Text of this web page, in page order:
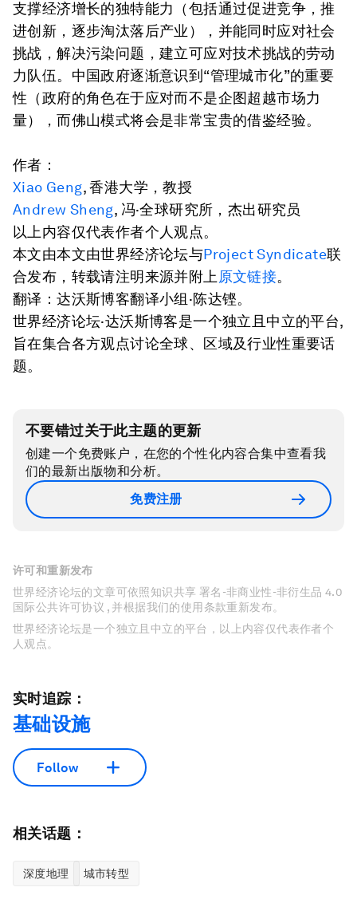
支撑经济增长的独特能力（包括通过促进竞争，推
进创新，逐步淘汰落后产业），并能同时应对社会
挑战，解决污染问题，建立可应对技术挑战的劳动
力队伍。中国政府逐渐意识到“管理城市化”的重要
性（政府的角色在于应对而不是企图超越市场力
量），而佛山模式将会是非常宝贵的借鉴经验。
作者：
Xiao Geng, 香港大学，教授
Andrew Sheng, 冯·全球研究所，杰出研究员
以上内容仅代表作者个人观点。
本文由本文由世界经济论坛与Project Syndicate联
合发布，转载请注明来源并附上 原文链接。
翻译：达沃斯博客翻译小组·陈达铿。
世界经济论坛·达沃斯博客是一个独立且中立的平台,
旨在集合各方观点讨论全球、区域及行业性重要话
题。
不要错过关于此主题的更新
创建一个免费账户，在您的个性化内容合集中查看我
们的最新出版物和分析。
免费注册
许可和重新发布
世界经济论坛的文章可依照知识共享 署名-非商业性-非衍生品 4.0
国际公共许可协议 , 并根据我们的使用条款重新发布。
世界经济论坛是一个独立且中立的平台，以上内容仅代表作者个
人观点。
实时追踪：
基础设施
Follow
相关话题：
深度地理 城市转型